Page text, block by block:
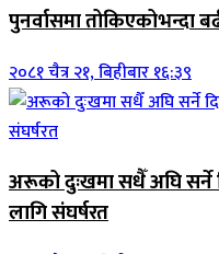
पुनर्वासमा तोकिएकोभन्दा
२०८१ चैत्र २१, बिहीबार १६:३९
अरूको दुःखमा सधैँ अघि
लागि संघर्षरत